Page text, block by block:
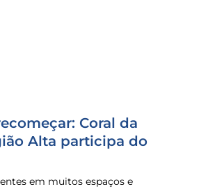
Coral da
Alta participa do
em muitos espaços e